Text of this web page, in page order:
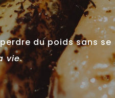
du poids sans se
vie.